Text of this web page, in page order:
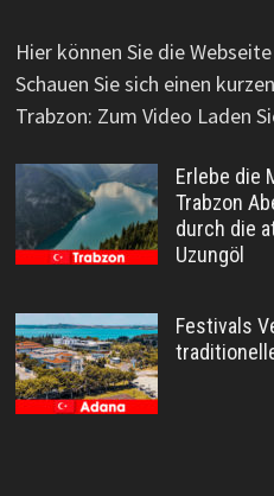
Hier können Sie die
Schauen Sie sich einen
Trabzon: Zum Video Laden
Erlebe die
Trabzon
durch die
Uzungöl
Festivals